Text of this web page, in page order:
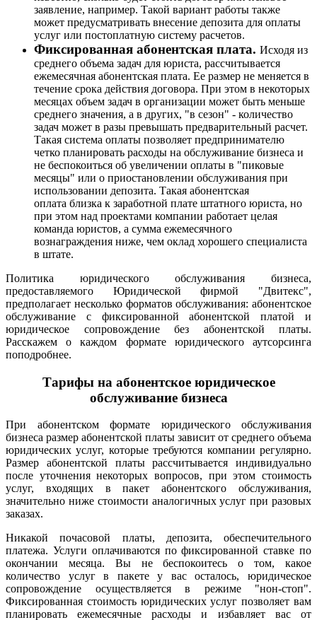
заявление, например. Такой вариант работы также
может предусматривать внесение депозита для оплаты
услуг или постоплатную систему расчетов.
Фиксированная абонентская плата. Исходя из
среднего объема задач для юриста, рассчитывается
ежемесячная абонентская плата. Ее размер не меняется в
течение срока действия договора. При этом в некоторых
месяцах объем задач в организации может быть меньше
среднего значения, а в других, "в сезон" - количество
задач может в разы превышать предварительный расчет.
Такая система оплаты позволяет предпринимателю
четко планировать расходы на обслуживание бизнеса и
не беспокоиться об увеличении оплаты в "пиковые
месяцы" или о приостановлении обслуживания при
использовании депозита. Такая абонентская
оплата близка к заработной плате штатного юриста, но
при этом над проектами компании работает целая
команда юристов, а сумма ежемесячного
вознаграждения ниже, чем оклад хорошего специалиста
в штате.
Политика юридического обслуживания бизнеса,
предоставляемого Юридической фирмой "Двитекс",
предполагает несколько форматов обслуживания: абонентское
обслуживание с фиксированной абонентской платой и
юридическое сопровождение без абонентской платы.
Расскажем о каждом формате юридического аутсорсинга
поподробнее.
Тарифы на абонентское юридическое
обслуживание бизнеса
При абонентском формате юридического обслуживания
бизнеса размер абонентской платы зависит от среднего объема
юридических услуг, которые требуются компании регулярно.
Размер абонентской платы рассчитывается индивидуально
после уточнения некоторых вопросов, при этом стоимость
услуг, входящих в пакет абонентского обслуживания,
значительно ниже стоимости аналогичных услуг при разовых
заказах.
Никакой почасовой платы, депозита, обеспечительного
платежа. Услуги оплачиваются по фиксированной ставке по
окончании месяца. Вы не беспокоитесь о том, какое
количество услуг в пакете у вас осталось, юридическое
сопровождение осуществляется в режиме "нон-стоп".
Фиксированная стоимость юридических услуг позволяет вам
планировать ежемесячные расходы и избавляет вас от